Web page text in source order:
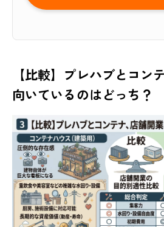
【比較】プレハブとコン
向いているのはどっち？